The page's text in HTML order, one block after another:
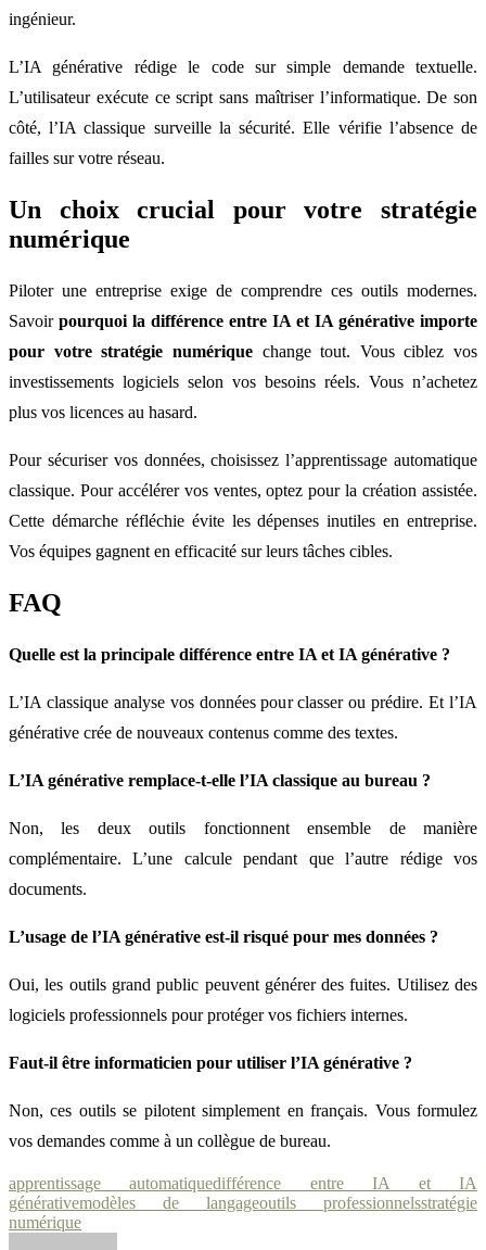
ingénieur.
L’IA générative rédige le code sur simple demande textuelle.
L’utilisateur exécute ce script sans maîtriser l’informatique. De son
côté, l’IA classique surveille la sécurité. Elle vérifie l’absence de
failles sur votre réseau.
Un choix crucial pour votre stratégie
numérique
Piloter une entreprise exige de comprendre ces outils modernes.
Savoir pourquoi la différence entre IA et IA générative importe
pour votre stratégie numériquechange tout. Vous ciblez vos
investissements logiciels selon vos besoins réels. Vous n’achetez
plus vos licences au hasard.
Pour sécuriser vos données, choisissez l’apprentissage automatique
classique. Pour accélérer vos ventes, optez pour la création assistée.
Cette démarche réfléchie évite les dépenses inutiles en entreprise.
Vos équipes gagnent en efficacité sur leurs tâches cibles.
FAQ
Quelle est la principale différence entre IA et IA générative ?
L’IA classique analyse vos données pour classer ou prédire. Et l’IA
générative crée de nouveaux contenus comme des textes.
L’IA générative remplace-t-elle l’IA classique au bureau ?
Non, les deux outils fonctionnent ensemble de manière
complémentaire. L’une calcule pendant que l’autre rédige vos
documents.
L’usage de l’IA générative est-il risqué pour mes données ?
Oui, les outils grand public peuvent générer des fuites. Utilisez des
logiciels professionnels pour protéger vos fichiers internes.
Faut-il être informaticien pour utiliser l’IA générative ?
Non, ces outils se pilotent simplement en français. Vous formulez
vos demandes comme à un collègue de bureau.
apprentissage automatiquedifférence entre IA et IA
générativemodèles de langageoutils professionnelsstratégie
numérique